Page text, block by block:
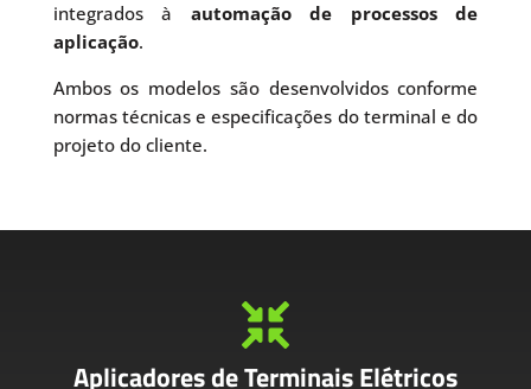
integrados à automação de processos de
aplicação.
Ambos os modelos são desenvolvidos conforme
normas técnicas e especificações do terminal e do
projeto do cliente.

Aplicadores de Terminais Elétricos